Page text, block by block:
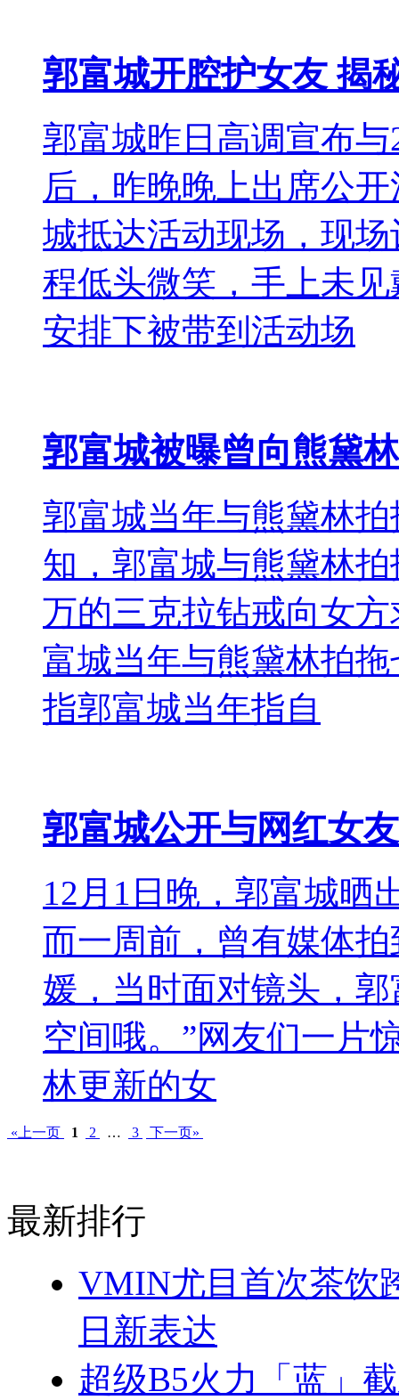
郭富城开腔护女友 揭
郭富城昨日高调宣布
后，昨晚晚上出席公
城抵达活动现场，现
程低头微笑，手上未
安排下被带到活动场
郭富城被曝曾向熊黛
郭富城当年与熊黛林
知，郭富城与熊黛林
万的三克拉钻戒向女
富城当年与熊黛林拍
指郭富城当年指自
郭富城公开与网红女
12月1日晚，郭富城晒
而一周前，曾有媒体
媛，当时面对镜头，
空间哦。”网友们一片
林更新的女
«上一页 1 2 … 3 下一页»
最新排行
VMIN尤目首次茶饮
日新表达
超级B5火力「蓝」